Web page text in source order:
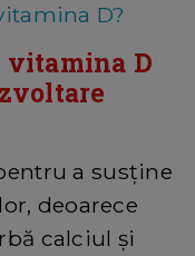
D?
vitamina D
a susține
deoarece
calciul și